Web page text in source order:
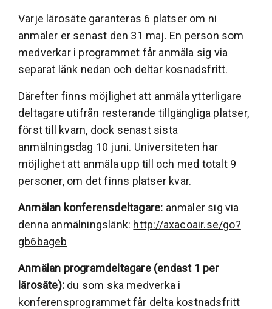
Varje lärosäte garanteras 6 platser om ni
anmäler er senast den 31 maj. En person som
medverkar i programmet får anmäla sig via
separat länk nedan och deltar kosnadsfritt.
Därefter finns möjlighet att anmäla ytterligare
deltagare utifrån resterande tillgängliga platser,
först till kvarn, dock senast sista
anmälningsdag 10 juni. Universiteten har
möjlighet att anmäla upp till och med totalt 9
personer, om det finns platser kvar.
Anmälan konferensdeltagare: anmäler sig via
denna anmälningslänk: http://axacoair.se/go?
gb6bageb
Anmälan programdeltagare (endast 1 per
lärosäte): du som ska medverka i
konferensprogrammet får delta kostnadsfritt